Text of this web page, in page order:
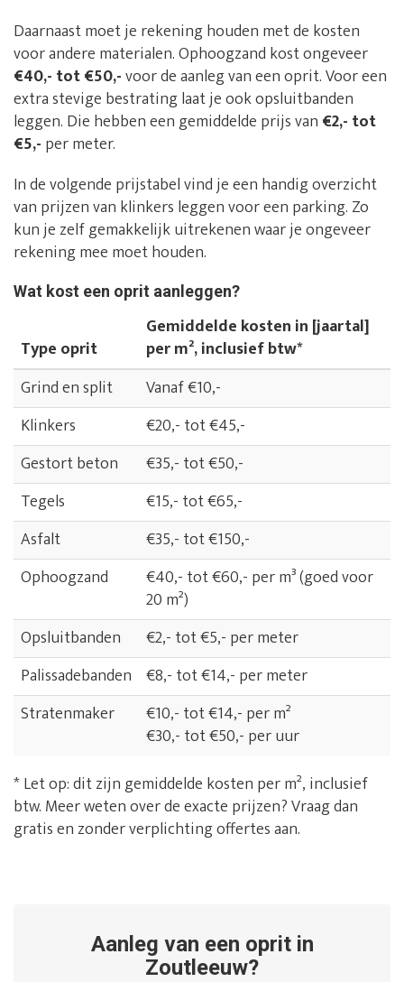
Daarnaast moet je rekening houden met de kosten
voor andere materialen. Ophoogzand kost ongeveer
€40,- tot €50,-voor de aanleg van een oprit. Voor een
extra stevige bestrating laat je ook opsluitbanden
leggen. Die hebben een gemiddelde prijs van €2,- tot
€5,- per meter.
In de volgende prijstabel vind je een handig overzicht
van prijzen van klinkers leggen voor een parking. Zo
kun je zelf gemakkelijk uitrekenen waar je ongeveer
rekening mee moet houden.
Wat kost een oprit aanleggen?
Type oprit
Gemiddelde kosten in [jaartal]
per m², inclusief btw*
Grind en split
Vanaf €10,-
Klinkers
€20,- tot €45,-
Gestort beton
€35,- tot €50,-
Tegels
€15,- tot €65,-
Asfalt
€35,- tot €150,-
Ophoogzand
€40,- tot €60,- per m³ (goed voor
20 m²)
Opsluitbanden
€2,- tot €5,- per meter
Palissadebanden €8,- tot €14,- per meter
Stratenmaker
€10,- tot €14,- per m²
€30,- tot €50,- per uur
* Let op: dit zijn gemiddelde kosten per m², inclusief
btw. Meer weten over de exacte prijzen? Vraag dan
gratis en zonder verplichting offertes aan.
Aanleg van een oprit in
Zoutleeuw?